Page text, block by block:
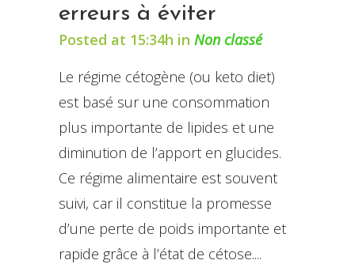
erreurs à éviter
Posted at 15:34h in Non classé
Le régime cétogène (ou keto diet)
est basé sur une consommation
plus importante de lipides et une
diminution de l’apport en glucides.
Ce régime alimentaire est souvent
suivi, car il constitue la promesse
d’une perte de poids importante et
rapide grâce à l’état de cétose....